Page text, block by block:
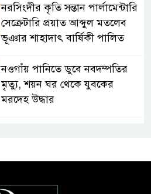
নরসিংদীর কৃতি সন্তান পার্লামেন্টারি
সেক্রেটারি প্রয়াত আব্দুল মতলেব
ভূঞার শাহাদাৎ বার্ষিকী পালিত
নওগাঁয় পানিতে ডুবে নবদম্পতির
মৃত্যু, শয়ন ঘর থেকে যুবকের
মরদেহ উদ্ধার